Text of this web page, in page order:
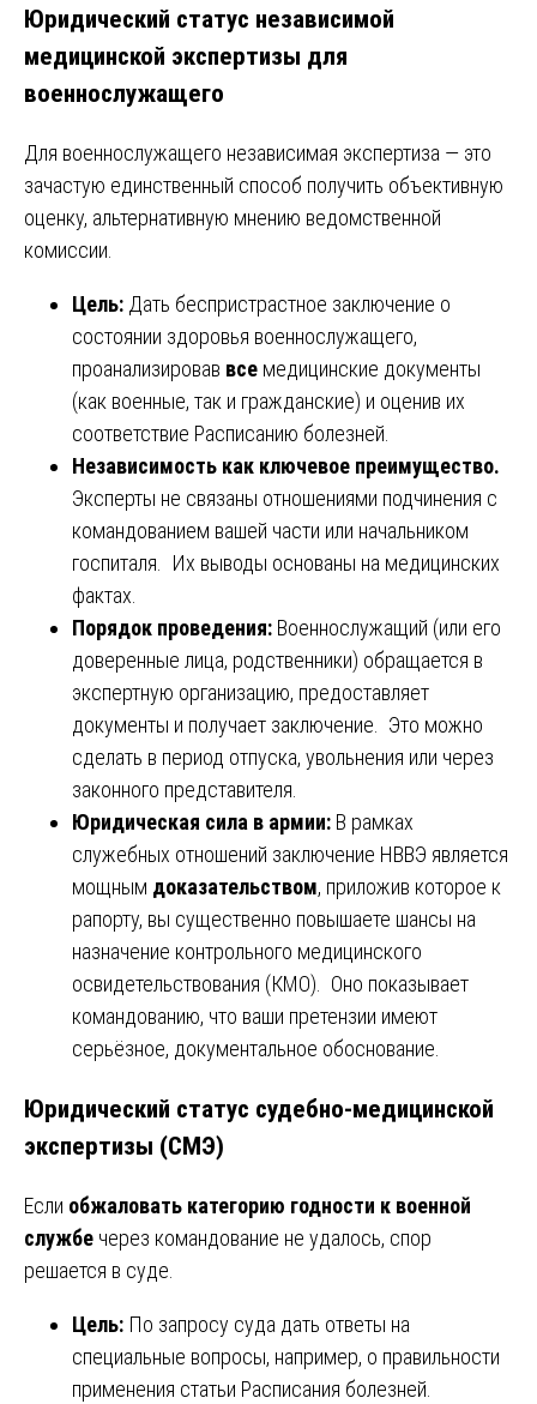
Юридический статус независимой
медицинской экспертизы для
военнослужащего
Для военнослужащего независимая экспертиза — это
зачастую единственный способ получить объективную
оценку, альтернативную мнению ведомственной
комиссии.
Цель: Дать беспристрастное заключение о
состоянии здоровья военнослужащего,
проанализировав все медицинские документы
(как военные, так и гражданские) и оценив их
соответствие Расписанию болезней.
Независимость как ключевое преимущество.
Эксперты не связаны отношениями подчинения с
командованием вашей части или начальником
госпиталя. Их выводы основаны на медицинских
фактах.
Порядок проведения: Военнослужащий (или его
доверенные лица, родственники) обращается в
экспертную организацию, предоставляет
документы и получает заключение. Это можно
сделать в период отпуска, увольнения или через
законного представителя.
Юридическая сила в армии: В рамках
служебных отношений заключение НВВЭ является
мощным доказательством, приложив которое к
рапорту, вы существенно повышаете шансы на
назначение контрольного медицинского
освидетельствования (КМО). Оно показывает
командованию, что ваши претензии имеют
серьёзное, документальное обоснование.
Юридический статус судебно-медицинской
экспертизы (СМЭ)
Если обжаловать категорию годности к военной
службе через командование не удалось, спор
решается в суде.
Цель: По запросу суда дать ответы на
специальные вопросы, например, о правильности
применения статьи Расписания болезней.